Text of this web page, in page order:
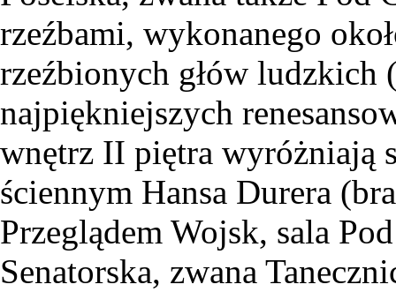
rzeźbami, wykonanego
rzeźbionych głów ludzkich
najpiękniejszych
wnętrz II piętra wyróżniają
ściennym Hansa Durera
Przeglądem Wojsk, sala
Senatorska, zwana